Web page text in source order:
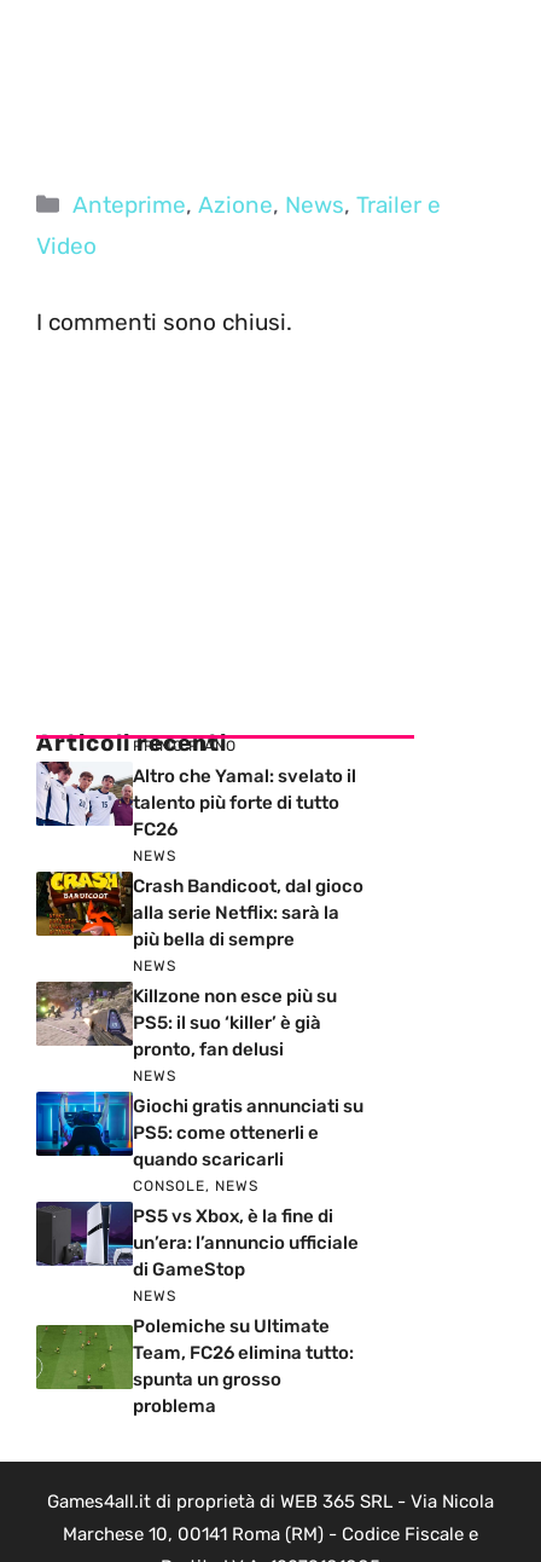
Categorie
Anteprime,Azione, News,Trailer e
Video
I commenti sono chiusi.
Articoli recenti
PRIMO PIANO
Altro che Yamal: svelato il
talento più forte di tutto
FC26
NEWS
Crash Bandicoot, dal gioco
alla serie Netflix: sarà la
più bella di sempre
NEWS
Killzone non esce più su
PS5: il suo ‘killer’ è già
pronto, fan delusi
NEWS
Giochi gratis annunciati su
PS5: come ottenerli e
quando scaricarli
CONSOLE, NEWS
PS5 vs Xbox, è la fine di
un’era: l’annuncio ufficiale
di GameStop
NEWS
Polemiche su Ultimate
Team, FC26 elimina tutto:
spunta un grosso
problema
Games4all.it di proprietà di WEB 365 SRL - Via Nicola
Marchese 10, 00141 Roma (RM) - Codice Fiscale e